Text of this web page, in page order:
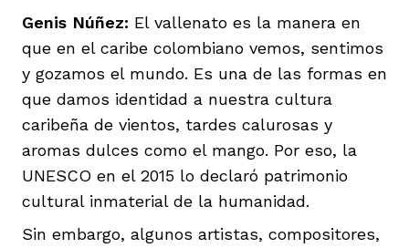
Genis Núñez: El vallenato es la manera en
que en el caribe colombiano vemos, sentimos
y gozamos el mundo. Es una de las formas en
que damos identidad a nuestra cultura
caribeña de vientos, tardes calurosas y
aromas dulces como el mango. Por eso, la
UNESCO en el 2015 lo declaró patrimonio
cultural inmaterial de la humanidad.
Sin embargo, algunos artistas, compositores,